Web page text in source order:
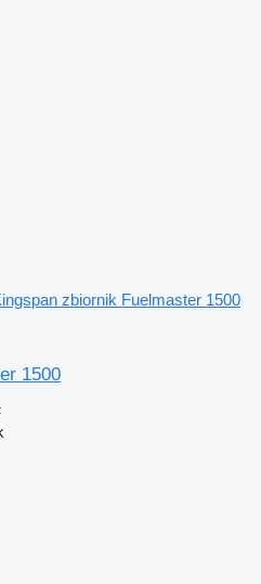
zbiornik Fuelmaster 1500
1500